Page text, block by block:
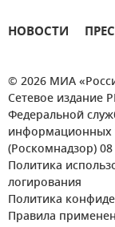
НОВОСТИ
© 2026 МИА
Сетевое издание
Федеральной
информационных
(Роскомнадзор)
Политика
логирования
Политика
Правила